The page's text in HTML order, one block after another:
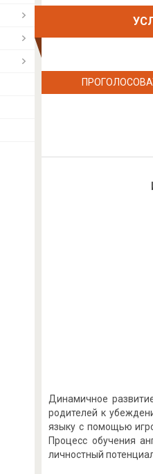
Динамичное
родителей к
языку с помощью
Процесс обучения
личностный